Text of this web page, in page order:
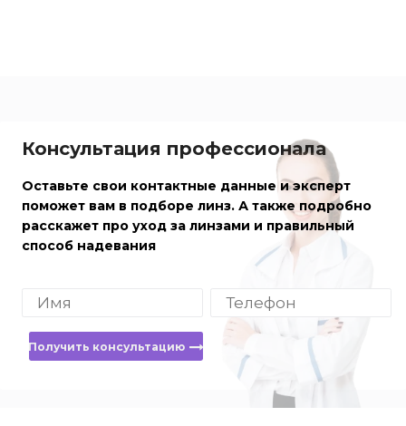
Консультация профессионала
Оставьте свои контактные данные и эксперт
поможет вам в подборе линз. А также подробно
расскажет про уход за линзами и правильный
способ надевания
Получить консультацию